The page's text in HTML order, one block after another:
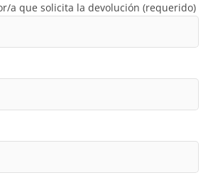
a que solicita la devolución (requerido)